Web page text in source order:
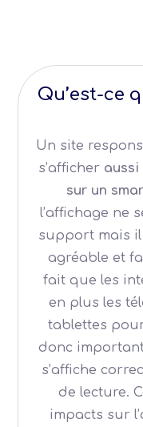
Qu’est-ce
Un site
s’afficher aussi
sur un
l’affichage ne
support mais
agréable et
fait que les
en plus les
tablettes
donc
s’affiche
de lecture.
impacts sur